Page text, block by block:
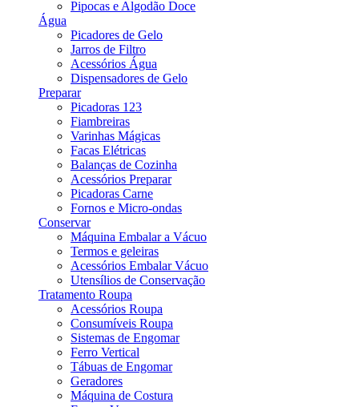
Pipocas e Algodão Doce
Água
Picadores de Gelo
Jarros de Filtro
Acessórios Água
Dispensadores de Gelo
Preparar
Picadoras 123
Fiambreiras
Varinhas Mágicas
Facas Elétricas
Balanças de Cozinha
Acessórios Preparar
Picadoras Carne
Fornos e Micro-ondas
Conservar
Máquina Embalar a Vácuo
Termos e geleiras
Acessórios Embalar Vácuo
Utensílios de Conservação
Tratamento Roupa
Acessórios Roupa
Consumíveis Roupa
Sistemas de Engomar
Ferro Vertical
Tábuas de Engomar
Geradores
Máquina de Costura